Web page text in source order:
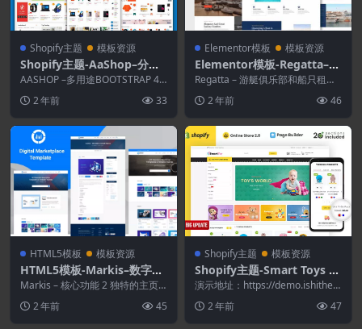
Shopify主题 模板资源
Shopify主题-AaShop–分段B
ootstrap 4 Shopify主题
AASHOP –多用途BOOTSTRAP 4
就绪！...
2 年前 33
Elementor模板 模板资源
Elementor模板-Regatta–游
艇俱乐部和船只租赁Elemen
tor模板套件
Regatta – 游艇俱乐部和船只租赁
2 年前 46
HTML5模板 模板资源
HTML5模板-Markis–数字市
场模板
Markis – 核心功能 2 独特的主页
2 年前 45
Shopify主题 模板资源
Shopify主题-Smart Toys St
ore Shopify主题
演示地址：https://demo.ishithem
2 年前 47